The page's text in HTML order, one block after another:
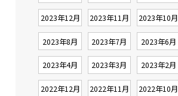
2023年12月 2023年11月 2023年10月
2023年8月 2023年7月 2023年6月
2023年4月 2023年3月 2023年2月
2022年12月 2022年11月 2022年10月